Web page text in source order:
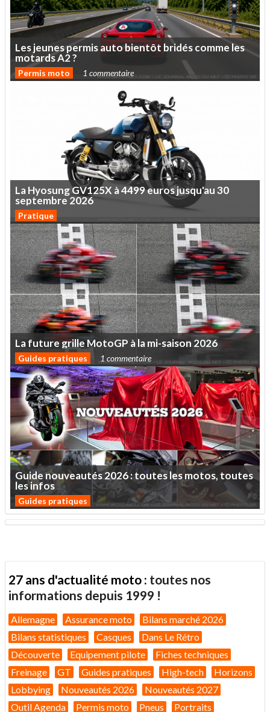
Lesjeunespermisautobientôt bridéscommeles
motardsA2?
Permis moto 1 commentaire
LaHyosungGV125X à4499eurosjusqu'au30
septembre 2026
Pratique
Lafuturegrille MotoGP àlami-saison 2026
Guides pratiques 1 commentaire
Guidenouveautés2026:touteslesmotos,toutes
lesinfos
Guides pratiques
27 ans d'actualité moto : toutes nos
informations depuis 1999 !
Allemagne Assurance moto
Bilans marché 2026
Bilans statistiques
Casques
Dans Le Rétro
Découverte
Equipement pilote
Fiches techniques
Freinage
GT Guides pratiques High-tech
Horizons
Lobbying
Nouveautés 2026
Nouveautés 2027
Outil Agenda
Permis moto Pneus Portraits